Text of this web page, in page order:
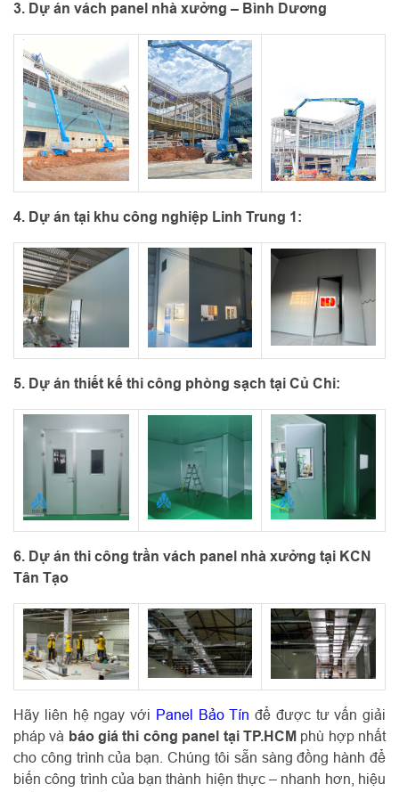
3. Dự án vách panel nhà xưởng – Bình Dương
4. Dự án tại khu công nghiệp Linh Trung 1:
5. Dự án thiết kế thi công phòng sạch tại Củ Chi:
6. Dự án thi công trần vách panel nhà xưởng tại KCN
Tân Tạo
Hãy liên hệ ngay với Panel Bảo Tín để được tư vấn giải
pháp và báo giá thi công panel tại TP.HCM phù hợp nhất
cho công trình của bạn. Chúng tôi sẵn sàng đồng hành để
biến công trình của bạn thành hiện thực – nhanh hơn, hiệu